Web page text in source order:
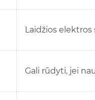
Laidžios
Gali rūdyti, jei